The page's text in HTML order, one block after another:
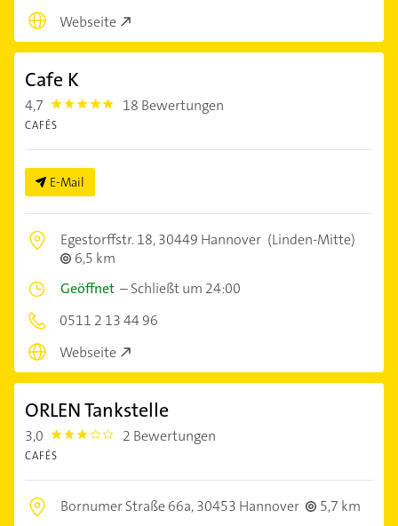
Webseite
Cafe K
4,7 4.7000003 18 Bewertungen
CAFÉS
E-Mail
Egestorffstr. 18,30449 Hannover (Linden-Mitte)
6,5 km
Geöffnet –Schließt um 24:00
0511 2 13 44 96
Webseite
ORLEN Tankstelle
3,0 3.0 2 Bewertungen
CAFÉS
Bornumer Straße 66a,30453 Hannover
5,7 km